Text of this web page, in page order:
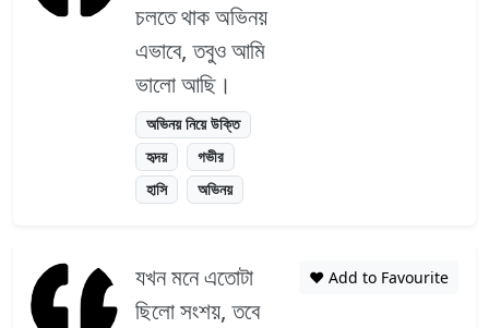
চলতে থাক অভিনয়
এভাবে, তবুও আমি
ভালো আছি।
অভিনয় নিয়ে উক্তি
হৃদয়
গভীর
হাসি
অভিনয়
যখন মনে এতোটা
ছিলো সংশয়, তবে
❤️ Add to Favourite